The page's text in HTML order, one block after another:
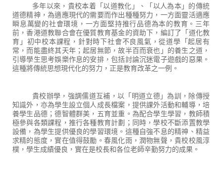
多年以來，貴校本着「以道教化」、「以人為本」的傳統
道德精神，為適應現代的需要而作出種種努力，一方面靈活適應
瞬息萬變的社會環境，一方面堅持推行品德為本的教育。三年
前，香港道教聯合會在優質教育基金的資助下，編訂了「道化教
育」初中校本課程，針對時下社會不良風氣，從道學「起居有
常，而能盡終其天年；起居無節，故半百而衰也」的養生之道，
引導學生思考娛樂作息的安排，包括討論沉迷電子遊戲的惡果。
這種將傳統思想現代化的努力，正是教育改革之一例。
貴校辦學，強調儒道互補，以「明道立德」為訓，除傳授
知識外，亦為學生設立個人成長檔案，提供課外活動和輔導，培
養學生品德；德智體群美，五育並重。為配合學生學習，教師積
極參與各類課程，推行各種教育計劃；同時，學校不斷添置教學
設備，為學生提供優良的學習環境。這種自強不息的精神、精益
求精的態度，實在值得鼓勵。春風化雨，潤物無聲，貴校校風淳
樸，學生成績優良，實在是校長和各位老師辛勤努力的成果。